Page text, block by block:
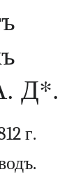
Д*.
г.